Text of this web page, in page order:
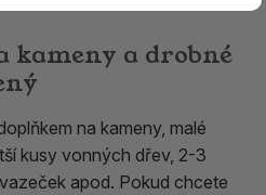
kameny a drobné
na kameny, malé
kusy vonných dřev, 2-3
apod. Pokud chcete